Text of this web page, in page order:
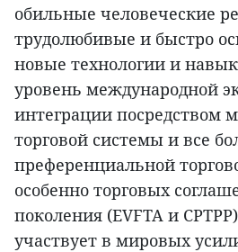
обильные человеческие
трудолюбивые и быстро
новые технологии и
уровень международной
интеграции посредством
торговой системы и все
преференциальной
особенно торговых
поколения (EVFTA и
участвует в мировых